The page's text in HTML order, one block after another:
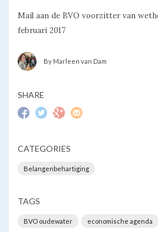
Mail aan de BVO voorzitter van
februari 2017
By Marleen van Dam
SHARE
CATEGORIES
Belangenbehartiging
TAGS
BVO oudewater economische agenda